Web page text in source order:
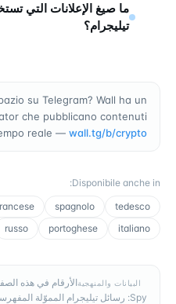
تيليجرام؟
su Telegram? Wall ha un
che pubblicano contenuti
reale — wall.tg/b/crypto
Disponibile anche in
:
tedesco
spagnolo
italiano
portoghese
russo
البيانات والمنهجية
Spy: رسائل تيليجرام المموّلة المفهرسة، وتُحدَّث باستمرار.